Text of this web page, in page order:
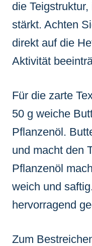
die
stärkt. Achten
direkt auf die
Aktivität
Für die zarte
50 g weiche
Pflanzenöl.
und macht den
Pflanzenöl
weich und
hervorragend
Zum